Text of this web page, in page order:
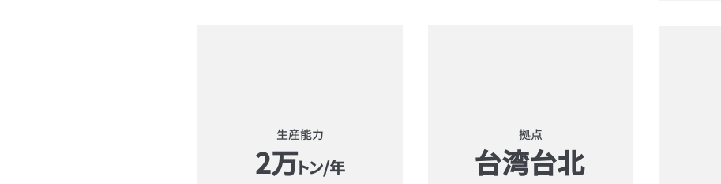
生産能力
2万トン/年
拠点
台湾台北